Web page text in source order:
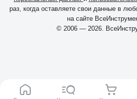
раз, когда оставляете свои данные в
на сайте
© 2006 — 2026.